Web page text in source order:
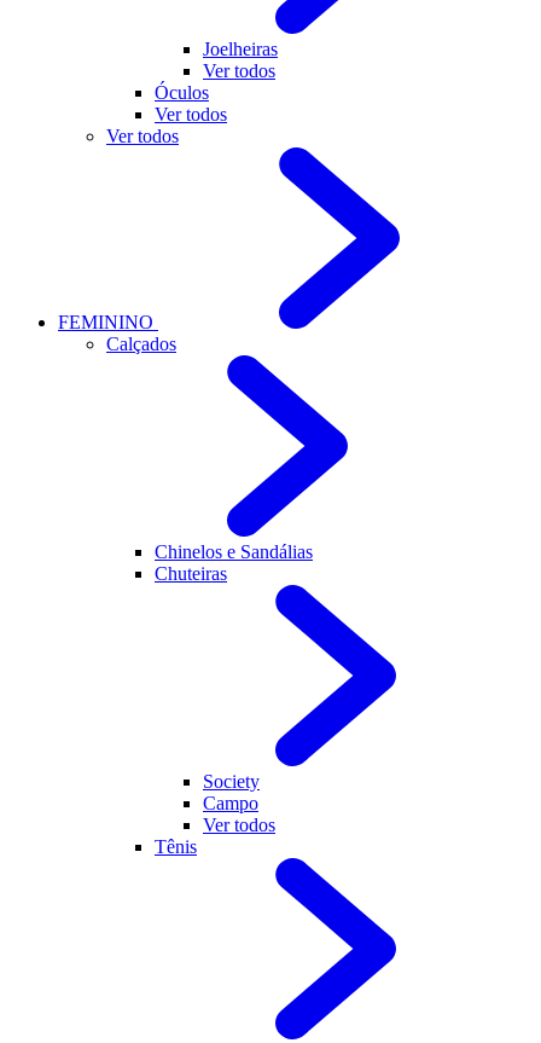
Joelheiras
Ver todos
Óculos
Ver todos
Ver todos
FEMININO
Calçados
Chinelos e Sandálias
Chuteiras
Society
Campo
Ver todos
Tênis